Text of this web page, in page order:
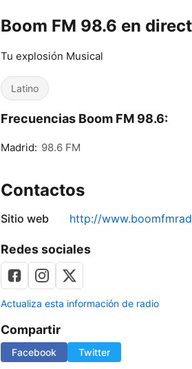
Boom FM 98.6 en
Tu explosión Musical
Latino
Frecuencias Boom FM 98.6:
Madrid: 98.6 FM
Contactos
Sitio web http://
Redes sociales
Actualiza esta información de radio
Compartir
Facebook Twitter